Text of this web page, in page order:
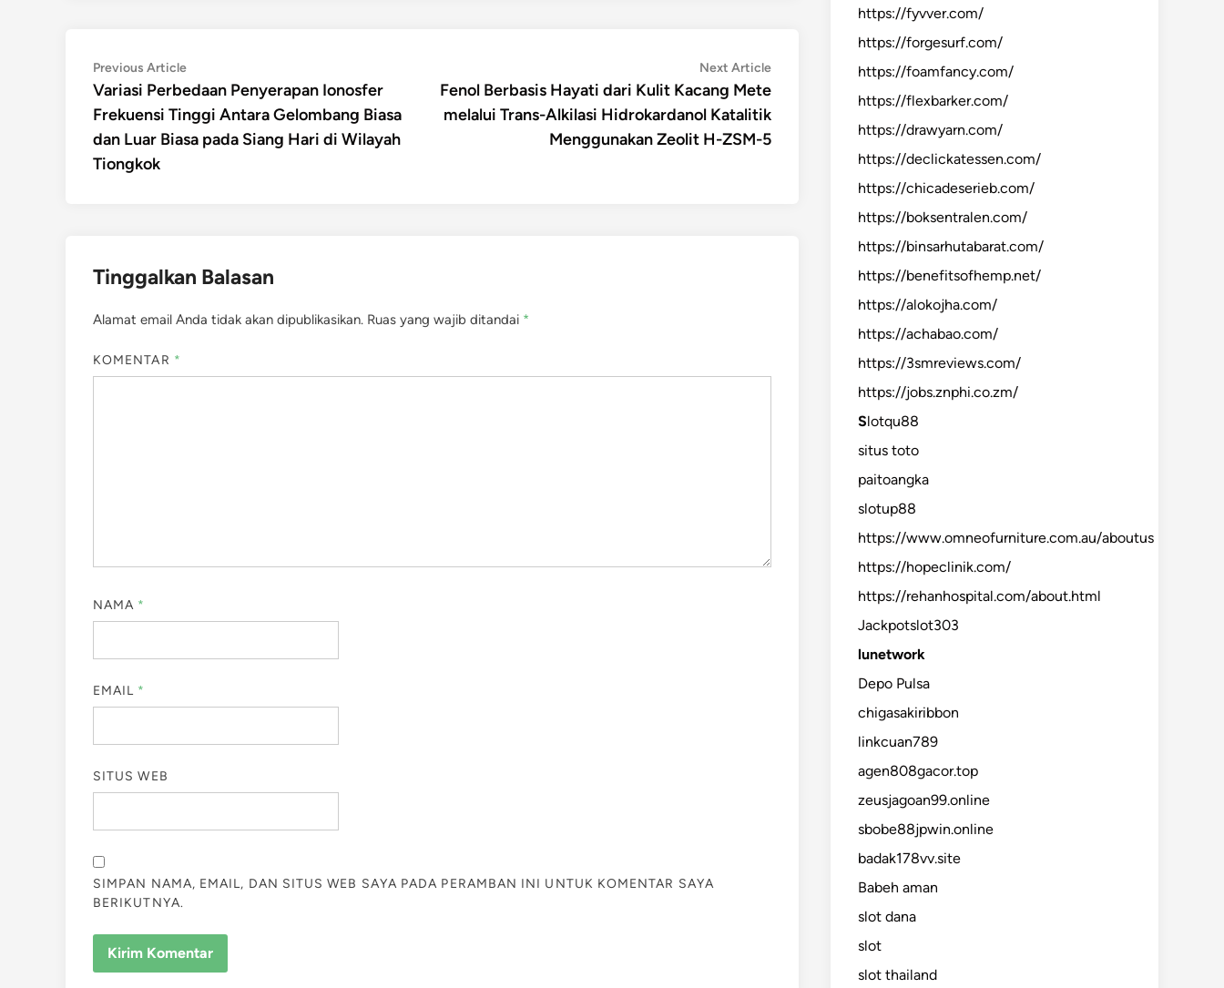
Navigasi
pos
Previous ArticlePrevious
article:
Variasi Perbedaan Penyerapan Ionosfer
Frekuensi Tinggi Antara Gelombang Biasa
dan Luar Biasa pada Siang Hari di Wilayah
Tiongkok
Next ArticleNext
article:
Fenol Berbasis Hayati dari Kulit Kacang Mete
melalui Trans-Alkilasi Hidrokardanol Katalitik
Menggunakan Zeolit ​​H-ZSM-5
Tinggalkan Balasan
Alamat email Anda tidak akan dipublikasikan. Ruas yang wajib ditandai *
KOMENTAR *
NAMA *
EMAIL *
SITUS WEB
SIMPAN NAMA, EMAIL, DAN SITUS WEB SAYA PADA PERAMBAN INI UNTUK KOMENTAR SAYA
BERIKUTNYA.
https://fyvver.com/
https://forgesurf.com/
https://foamfancy.com/
https://flexbarker.com/
https://drawyarn.com/
https://declickatessen.com/
https://chicadeserieb.com/
https://boksentralen.com/
https://binsarhutabarat.com/
https://benefitsofhemp.net/
https://alokojha.com/
https://achabao.com/
https://3smreviews.com/
https://jobs.znphi.co.zm/
Slotqu88
situs toto
paitoangka
slotup88
https://www.omneofurniture.com.au/aboutus
https://hopeclinik.com/
https://rehanhospital.com/about.html
Jackpotslot303
lunetwork
Depo Pulsa
chigasakiribbon
linkcuan789
agen808gacor.top
zeusjagoan99.online
sbobe88jpwin.online
badak178vv.site
Babeh aman
slot dana
slot
slot thailand